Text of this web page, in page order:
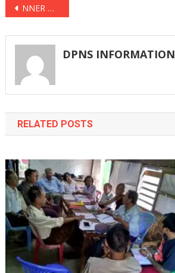
Post
navigation
NNER တတိယကြိမ်မြောက်ညီလာခံ ဒုတိယနေ့ ဆက်လက်ကျင်းပ
DPNS INFORMATION
RELATED POSTS